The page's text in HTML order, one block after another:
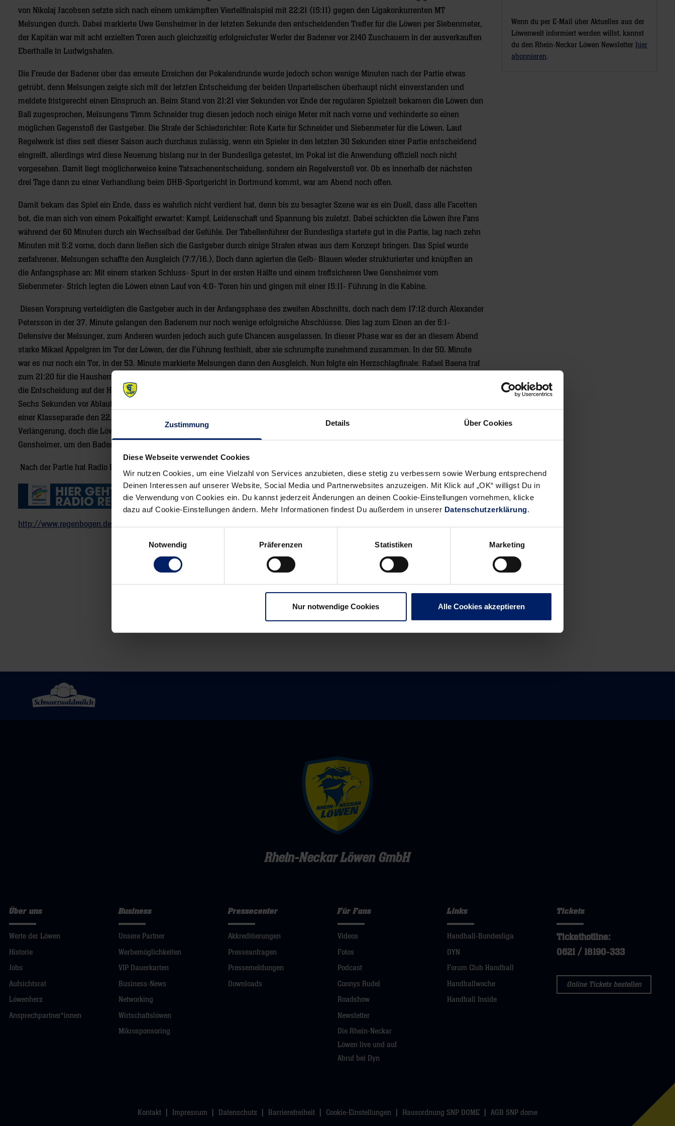
Zustimmung Details Über Cookies
Diese Webseite verwendet Cookies
Wir nutzen Cookies, um eine Vielzahl von Services anzubieten, diese stetig zu verbessern sowie Werbung entsprechend
Deinen Interessen auf unserer Website, Social Media und Partnerwebsites anzuzeigen. Mit Klick auf „OK“ willigst Du in
die Verwendung von Cookies ein. Du kannst jederzeit Änderungen an deinen Cookie-Einstellungen vornehmen, klicke
dazu auf Cookie-Einstellungen ändern. Mehr Informationen findest Du außerdem in unserer Datenschutzerklärung.
Notwendig
Präferenzen Statistiken Marketing
Nur notwendige Cookies Alle Cookies akzeptieren
von Nikolaj Jacobsen setzte sich nach einem umkämpften Viertelfinalspiel mit 22:21 (15:11) gegen den Ligakonkurrenten MT
Melsungen durch. Dabei markierte Uwe Gensheimer in der letzten Sekunde den entscheidenden Treffer für die Löwen per Siebenmeter,
der Kapitän war mit acht erzielten Toren auch gleichzeitig erfolgreichster Werfer der Badener vor 2140 Zuschauern in der ausverkauften
Eberthalle in Ludwigshafen.
Die Freude der Badener über das erneute Erreichen der Pokalendrunde wurde jedoch schon wenige Minuten nach der Partie etwas
getrübt, denn Melsungen zeigte sich mit der letzten Entscheidung der beiden Unparteiischen überhaupt nicht einverstanden und
meldete fristgerecht einen Einspruch an. Beim Stand von 21:21 vier Sekunden vor Ende der regulären Spielzeit bekamen die Löwen den
Ball zugesprochen, Melsungens Timm Schneider trug diesen jedoch noch einige Meter mit nach vorne und verhinderte so einen
möglichen Gegenstoß der Gastgeber. Die Strafe der Schiedsrichter: Rote Karte für Schneider und Siebenmeter für die Löwen. Laut
Regelwerk ist dies seit dieser Saison auch durchaus zulässig, wenn ein Spieler in den letzten 30 Sekunden einer Partie entscheidend
eingreift, allerdings wird diese Neuerung bislang nur in der Bundesliga getestet, im Pokal ist die Anwendung offiziell noch nicht
vorgesehen. Damit liegt möglicherweise keine Tatsachenentscheidung, sondern ein Regelverstoß vor. Ob es innerhalb der nächsten
drei Tage dann zu einer Verhandlung beim DHB-Sportgericht in Dortmund kommt, war am Abend noch offen.
Damit bekam das Spiel ein Ende, dass es wahrlich nicht verdient hat, denn bis zu besagter Szene war es ein Duell, dass alle Facetten
bot, die man sich von einem Pokalfight erwartet: Kampf, Leidenschaft und Spannung bis zuletzt. Dabei schickten die Löwen ihre Fans
während der 60 Minuten durch ein Wechselbad der Gefühle. Der Tabellenführer der Bundesliga startete gut in die Partie, lag nach zehn
Minuten mit 5:2 vorne, doch dann ließen sich die Gastgeber durch einige Strafen etwas aus dem Konzept bringen. Das Spiel wurde
zerfahrener, Melsungen schaffte den Ausgleich (7:7/16.), Doch dann agierten die Gelb- Blauen wieder strukturierter und knüpften an
die Anfangsphase an: Mit einem starken Schluss- Spurt in der ersten Hälfte und einem treffsicheren Uwe Gensheimer vom
Siebenmeter- Strich legten die Löwen einen Lauf von 4:0- Toren hin und gingen mit einer 15:11- Führung in die Kabine.
Diesen Vorsprung verteidigten die Gastgeber auch in der Anfangsphase des zweiten Abschnitts, doch nach dem 17:12 durch Alexander
Petersson in der 37. Minute gelangen den Badenern nur noch wenige erfolgreiche Abschlüsse. Dies lag zum Einen an der 5:1-
Defensive der Melsunger, zum Anderen wurden jedoch auch gute Chancen ausgelassen. In dieser Phase war es der an diesem Abend
starke Mikael Appelgren im Tor der Löwen, der die Führung festhielt, aber sie schrumpfte zunehmend zusammen. In der 50. Minute
war es nur noch ein Tor, in der 53. Minute markierte Melsungen dann den Ausgleich. Nun folgte ein Herzschlagfinale: Rafael Baena traf
zum 21:20 für die Hausherren, Fahlgren legte für die Nordhessen nach- 21:21. Noch zwei Minuten auf der Uhr. Nun hatte Andy Schmid
die Entscheidung auf der Hand, scheiterte jedoch an MT-Keeper Sjöstrand- Ballbesitz Melsungen und es folgte ein sehr langer Angriff.
Sechs Sekunden vor Ablauf der zweiten Hälfte dann der Wurf von Michael Müller, doch Appelgren war zur Stelle und verhinderte mit
einer Klasseparade den 22. Treffer der Gäste. Nach dieser Aktion waren die meisten der Zuschauer gedanklich schon in der
Verlängerung, doch die Löwen bekamen nach einem verhinderten Gegenstoß noch einen Siebenmeter zugesprochen und den nutzte
Gensheimer, um den Badenern das Halbfinalticket zu sichern.
Nach der Partie hat Radio Regenbogen mit Uwe Gensheimer und Nikolaj Jacobsen gesprochen
http://www.regenbogen.de/news/587376/loewen-jubeln-melsungen-kuendigt-einspruch-an
Wenn du per E-Mail über Aktuelles aus der
Löwenwelt informiert werden willst, kannst
du den Rhein-Neckar Löwen Newsletter hier
abonnieren.
Dramatik
bei
Löwen
im
Rhein-Neckar Löwen GmbH
Über uns
Werte der Löwen
Historie
Jobs
Aufsichtsrat
Löwenherz
Ansprechpartner*innen
Business
Unsere Partner
Werbemöglichkeiten
VIP Dauerkarten
Business-News
Networking
Wirtschaftslöwen
Mikrosponsoring
Pressecenter
Akkreditierungen
Presseanfragen
Pressemeldungen
Downloads
Für Fans
Videos
Fotos
Podcast
Connys Rudel
Roadshow
Newsletter
Die Rhein-Neckar
Löwen live und auf
Abruf bei Dyn
Links
Handball-Bundesliga
DYN
Forum Club Handball
Handballwoche
Handball Inside
Tickets
Tickethotline:
0621 / 18190-333
Online Tickets bestellen
Kontakt Impressum Datenschutz Barrierefreiheit Cookie-Einstellungen Hausordnung SNP DOME AGB SNP dome